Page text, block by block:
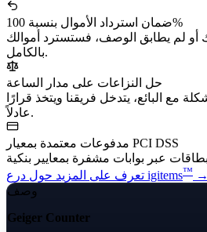
ضمان استرداد الأموال بنسبة 100%
أو لم يطابق الوصف، فستسترد أموالك
بالكامل.
حل النزاعات على مدار الساعة
مع البائع، يتدخل فريقنا ويتخذ قرارًا
عادلاً.
مدفوعات معتمدة بمعيار PCI DSS
تعرف على المزيد حول درع igitems™ →
وصف
Geiger Counter